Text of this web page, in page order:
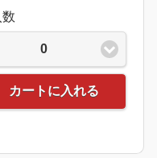
0
カートに入れる